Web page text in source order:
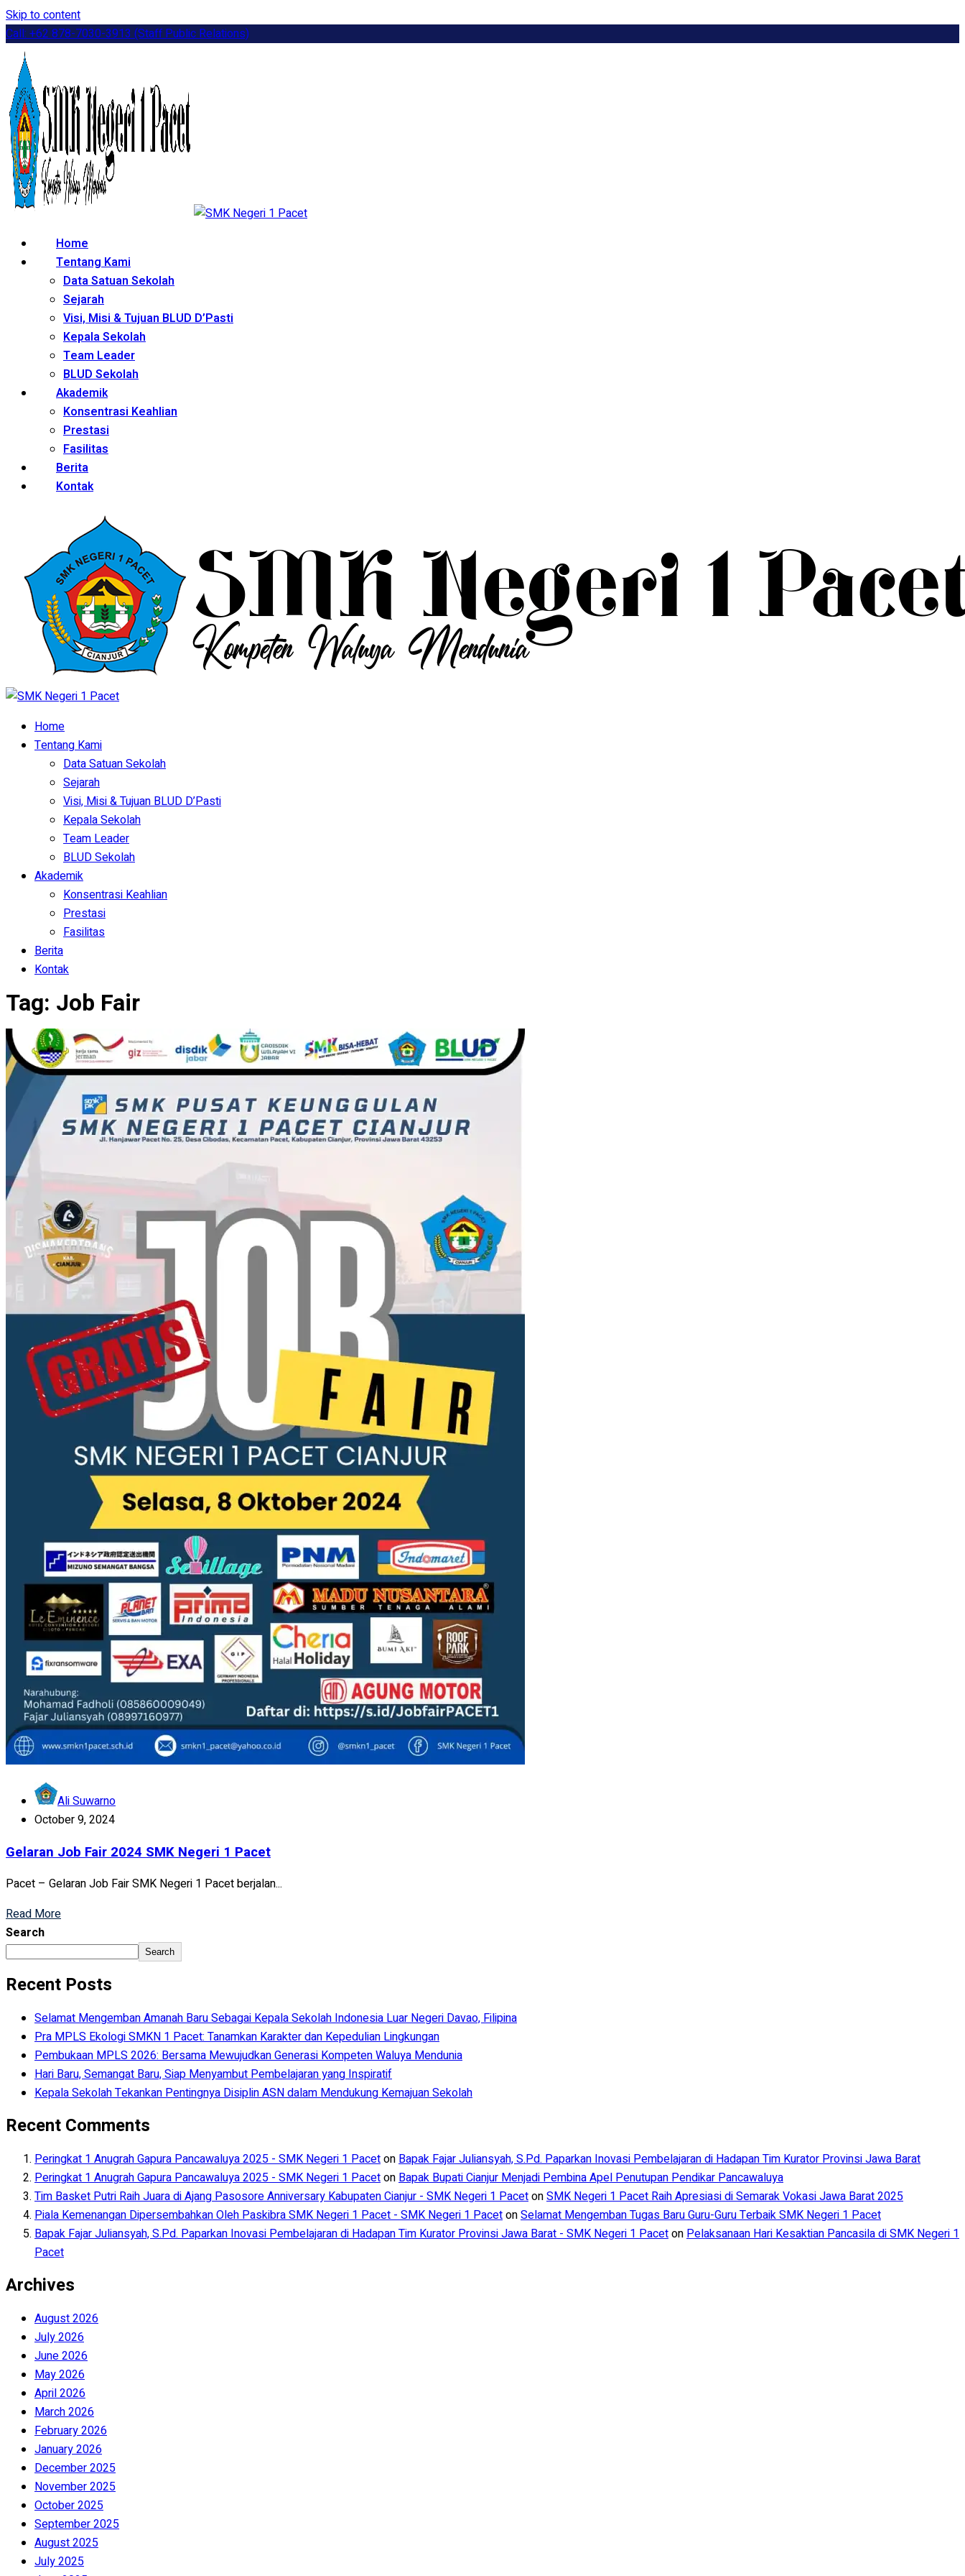
Skip to content
Call: +62 878-7030-3913 (Staff Public Relations)
Home
Tentang Kami
Data Satuan Sekolah
Sejarah
Visi, Misi & Tujuan BLUD D’Pasti
Kepala Sekolah
Team Leader
BLUD Sekolah
Akademik
Konsentrasi Keahlian
Prestasi
Fasilitas
Berita
Kontak
Home
Tentang Kami
Data Satuan Sekolah
Sejarah
Visi, Misi & Tujuan BLUD D’Pasti
Kepala Sekolah
Team Leader
BLUD Sekolah
Akademik
Konsentrasi Keahlian
Prestasi
Fasilitas
Berita
Kontak
Tag: Job Fair
Ali Suwarno
October 9, 2024
Gelaran Job Fair 2024 SMK Negeri 1 Pacet
Pacet – Gelaran Job Fair SMK Negeri 1 Pacet berjalan...
Read More
Search
Search
Recent Posts
Selamat Mengemban Amanah Baru Sebagai Kepala Sekolah Indonesia Luar Negeri Davao, Filipina
Pra MPLS Ekologi SMKN 1 Pacet: Tanamkan Karakter dan Kepedulian Lingkungan
Pembukaan MPLS 2026: Bersama Mewujudkan Generasi Kompeten Waluya Mendunia
Hari Baru, Semangat Baru, Siap Menyambut Pembelajaran yang Inspiratif
Kepala Sekolah Tekankan Pentingnya Disiplin ASN dalam Mendukung Kemajuan Sekolah
Recent Comments
Peringkat 1 Anugrah Gapura Pancawaluya 2025 - SMK Negeri 1 PacetonBapak Fajar Juliansyah, S.Pd. Paparkan Inovasi Pembelajaran di Hadapan Tim Kurator Provinsi Jawa Barat
Peringkat 1 Anugrah Gapura Pancawaluya 2025 - SMK Negeri 1 PacetonBapak Bupati Cianjur Menjadi Pembina Apel Penutupan Pendikar Pancawaluya
Tim Basket Putri Raih Juara di Ajang Pasosore Anniversary Kabupaten Cianjur - SMK Negeri 1 PacetonSMK Negeri 1 Pacet Raih Apresiasi di Semarak Vokasi Jawa Barat 2025
Piala Kemenangan Dipersembahkan Oleh Paskibra SMK Negeri 1 Pacet - SMK Negeri 1 PacetonSelamat Mengemban Tugas Baru Guru-Guru Terbaik SMK Negeri 1 Pacet
Bapak Fajar Juliansyah, S.Pd. Paparkan Inovasi Pembelajaran di Hadapan Tim Kurator Provinsi Jawa Barat - SMK Negeri 1 PacetonPelaksanaan Hari Kesaktian Pancasila di SMK Negeri 1
Pacet
Archives
August 2026
July 2026
June 2026
May 2026
April 2026
March 2026
February 2026
January 2026
December 2025
November 2025
October 2025
September 2025
August 2025
July 2025